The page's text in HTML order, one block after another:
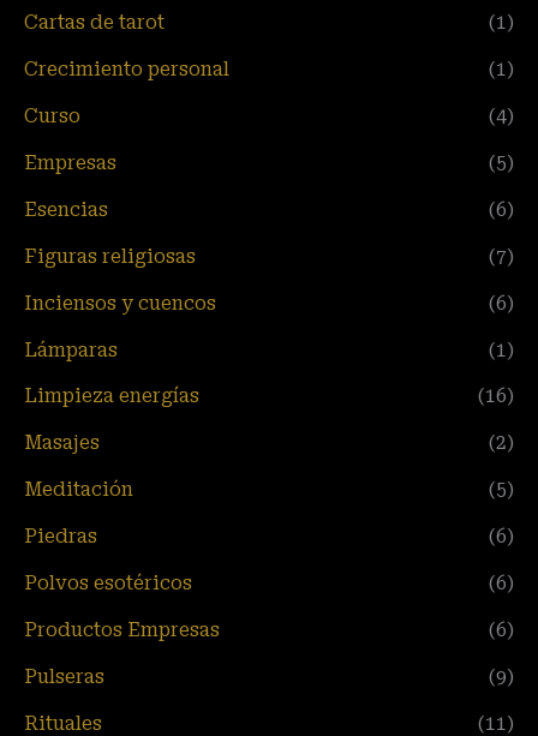
Cartas de tarot (1)
Crecimiento personal (1)
Curso (4)
Empresas (5)
Esencias (6)
Figuras religiosas (7)
Inciensos y cuencos (6)
Lámparas (1)
Limpieza energías (16)
Masajes (2)
Meditación (5)
Piedras (6)
Polvos esotéricos (6)
Productos Empresas (6)
Pulseras (9)
Rituales (11)